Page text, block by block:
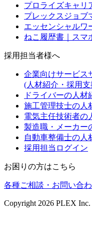
プロライズキャリ
プレックスジョブ
エッセンシャルワ
ねこ履歴書｜スマ
採用担当者様へ
企業向けサービス
(人材紹介・採用
ドライバーの人材
施工管理技士の人
電気主任技術者の
製造職・メーカー
自動車整備士の人
採用担当ログイン
お困りの方はこちら
各種ご相談・お問い合
Copyright 2026 PLEX Inc.